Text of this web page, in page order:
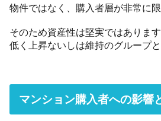
物件ではなく、購入者層が非常に限
そのため資産性は堅実ではありま
低く上昇ないしは維持のグループと
マンション購入者への影響